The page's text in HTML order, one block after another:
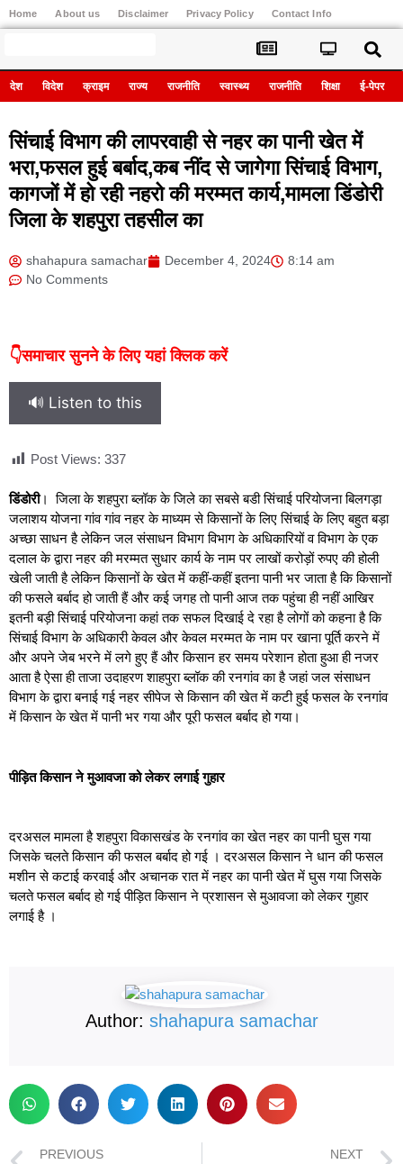
Home About us Disclaimer Privacy Policy Contact Info
देश विदेश क्राइम राज्य राजनीति स्वास्थ्य राजनीति शिक्षा ई-पेपर
सिंचाई विभाग की लापरवाही से नहर का पानी खेत में
भरा,फसल हुई बर्बाद,कब नींद से जागेगा सिंचाई विभाग,
कागजों में हो रही नहरो की मरम्मत कार्य,मामला डिंडोरी
जिला के शहपुरा तहसील का
shahapura samachar December 4, 2024
8:14 am
No Comments
👇समाचार सुनने के लिए यहां क्लिक करें
🔊 Listen to this
Post Views: 337
डिंडोरी। जिला के शहपुरा ब्लॉक के जिले का सबसे बडी सिंचाई परियोजना बिलगड़ा
जलाशय योजना गांव गांव नहर के माध्यम से किसानों के लिए सिंचाई के लिए बहुत बड़ा
अच्छा साधन है लेकिन जल संसाधन विभाग विभाग के अधिकारियों व विभाग के एक
दलाल के द्वारा नहर की मरम्मत सुधार कार्य के नाम पर लाखों करोड़ों रुपए की होली
खेली जाती है लेकिन किसानों के खेत में कहीं-कहीं इतना पानी भर जाता है कि किसानों
की फसले बर्बाद हो जाती हैं और कई जगह तो पानी आज तक पहुंचा ही नहीं आखिर
इतनी बड़ी सिंचाई परियोजना कहां तक सफल दिखाई दे रहा है लोगों को कहना है कि
सिंचाई विभाग के अधिकारी केवल और केवल मरम्मत के नाम पर खाना पूर्ति करने में
और अपने जेब भरने में लगे हुए हैं और किसान हर समय परेशान होता हुआ ही नजर
आता है ऐसा ही ताजा उदाहरण शाहपुरा ब्लॉक की रनगांव का है जहां जल संसाधन
विभाग के द्वारा बनाई गई नहर सीपेज से किसान की खेत में कटी हुई फसल के रनगांव
में किसान के खेत में पानी भर गया और पूरी फसल बर्बाद हो गया।
पीड़ित किसान ने मुआवजा को लेकर लगाई गुहार
दरअसल मामला है शहपुरा विकासखंड के रनगांव का खेत नहर का पानी घुस गया
जिसके चलते किसान की फसल बर्बाद हो गई । दरअसल किसान ने धान की फसल
मशीन से कटाई करवाई और अचानक रात में नहर का पानी खेत में घुस गया जिसके
चलते फसल बर्बाद हो गई पीड़ित किसान ने प्रशासन से मुआवजा को लेकर गुहार
लगाई है ।
Author: shahapura samachar
PREVIOUS NEXT